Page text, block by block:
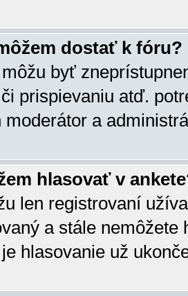
dostať k fóru?
byť
prispievaniu atď.
a
hlasovať v
len registrovaní
a stále
hlasovanie už